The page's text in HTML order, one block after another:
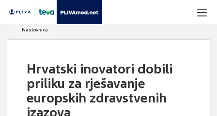
Naslovnica
Hrvatski inovatori dobili
priliku za rješavanje
europskih zdravstvenih
izazova